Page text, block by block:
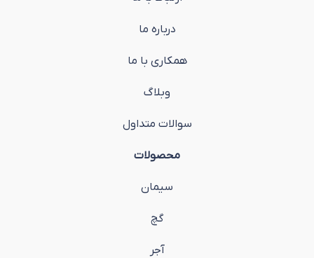
درباره ما
همکاری با ما
وبلاگ
سوالات متداول
محصولات
سیمان
گچ
آجر